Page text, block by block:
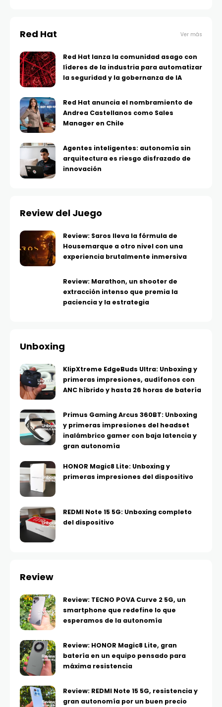
Red Hat Ver más
Red Hat lanza la comunidad asago con
líderes de la industria para automatizar
la seguridad y la gobernanza de IA
Red Hat anuncia el nombramiento de
Andrea Castellanos como Sales
Manager en Chile
Agentes inteligentes: autonomía sin
arquitectura es riesgo disfrazado de
innovación
Review del Juego
Review: Saros lleva la fórmula de
Housemarque a otro nivel con una
experiencia brutalmente inmersiva
Review: Marathon, un shooter de
extracción intenso que premia la
paciencia y la estrategia
Unboxing
KlipXtreme EdgeBuds Ultra: Unboxing y
primeras impresiones, audífonos con
ANC híbrido y hasta 26 horas de batería
Primus Gaming Arcus 360BT: Unboxing
y primeras impresiones del headset
inalámbrico gamer con baja latencia y
gran autonomía
HONOR Magic8 Lite: Unboxing y
primeras impresiones del dispositivo
REDMI Note 15 5G: Unboxing completo
del dispositivo
Review
Review: TECNO POVA Curve 2 5G, un
smartphone que redefine lo que
esperamos de la autonomía
Review: HONOR Magic8 Lite, gran
batería en un equipo pensado para
máxima resistencia
Review: REDMI Note 15 5G, resistencia y
gran autonomía por un buen precio